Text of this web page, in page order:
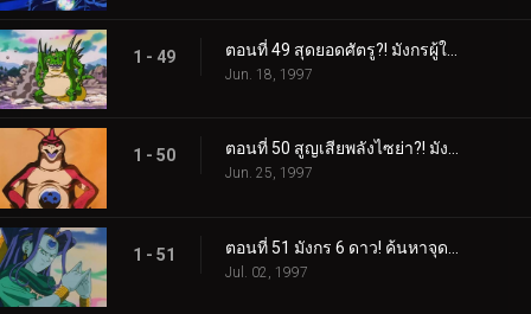
1 - 49
Jun. 18, 1997
1 - 50 ตอนที่ 50 สูญเสียพลังไซย่า?! มังกร 5 ดาว ปีศาจแห่งสายฟ้า
Jun. 25, 1997
1 - 51
Jul. 02, 1997